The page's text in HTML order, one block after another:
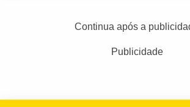
Continua após a
Publicidade